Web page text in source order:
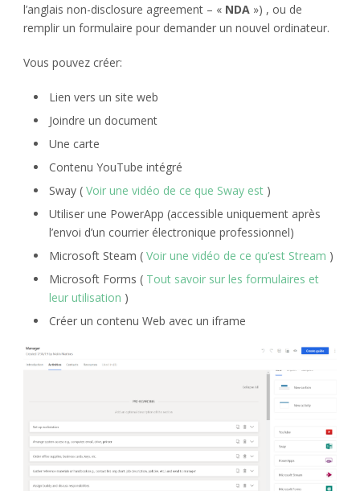
l’anglais non-disclosure agreement – « NDA ») , ou de
remplir un formulaire pour demander un nouvel ordinateur.
Vous pouvez créer:
Lien vers un site web
Joindre un document
Une carte
Contenu YouTube intégré
Sway ( Voir une vidéo de ce que Sway est )
Utiliser une PowerApp (accessible uniquement après
l’envoi d’un courrier électronique professionnel)
Microsoft Steam ( Voir une vidéo de ce qu’est Stream )
Microsoft Forms ( Tout savoir sur les formulaires et
leur utilisation )
Créer un contenu Web avec un iframe